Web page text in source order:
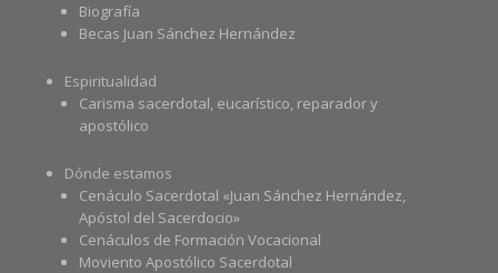
Biografía
Becas Juan Sánchez Hernández
Espiritualidad
Carisma sacerdotal, eucarístico, reparador y
apostólico
Dónde estamos
Cenáculo Sacerdotal «Juan Sánchez Hernández,
Apóstol del Sacerdocio»
Cenáculos de Formación Vocacional
Moviento Apostólico Sacerdotal